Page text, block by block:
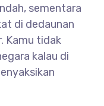
sementara
di dedaunan
Kamu tidak
kalau di